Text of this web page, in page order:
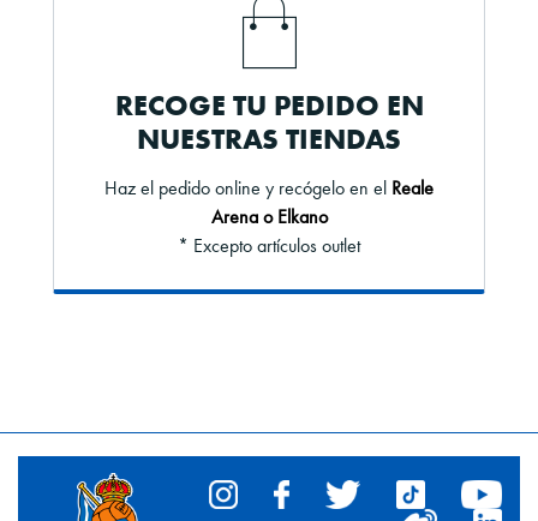
RECOGE TU PEDIDO EN
NUESTRAS TIENDAS
Haz el pedido online y recógelo en el Reale
Arena o Elkano
* Excepto artículos outlet